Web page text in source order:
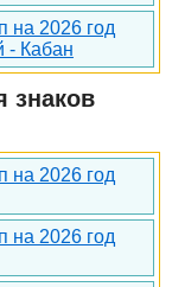
на 2026 год
- Кабан
знаков
на 2026 год
на 2026 год